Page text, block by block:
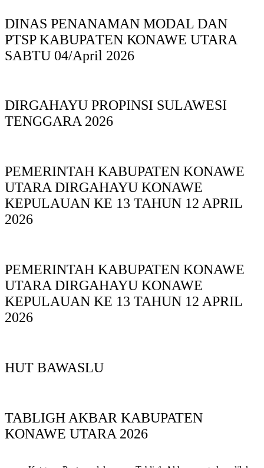
DINAS PΕΝΑΝΑΜAN MODAL DAN
PTSP KABUPAΤΕΝ ΚΟNAWE UTARA
SABTU 04/April 2026
DIRGAHAYU PROPINSI SULAWESI
TENGGARA 2026
PEMERINTAH KABUPATEN KONAWE
UTARA DIRGAHAYU KONAWE
KEPULAUAN KE 13 TAHUN 12 APRIL
2026
PEMERINTAH KABUPATEN KONAWE
UTARA DIRGAHAYU KONAWE
KEPULAUAN KE 13 TAHUN 12 APRIL
2026
HUT BAWASLU
TABLIGH AKBAR KABUPATEN
KONAWE UTARA 2026